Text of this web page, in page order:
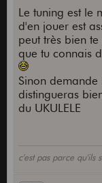
Le tuning est le
d'en jouer est
peut très bien
que tu connais
Sinon
distingueras
du UKULELE
c'est pas parce qu'ils